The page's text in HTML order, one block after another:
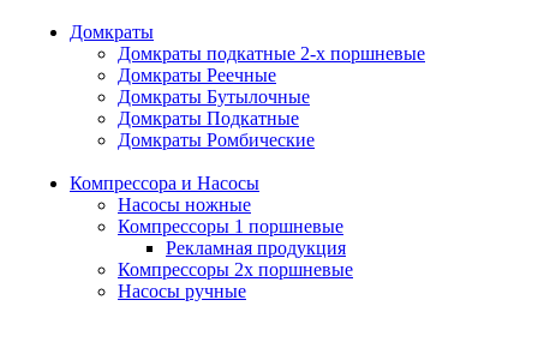
Домкраты
Домкраты подкатные 2-х поршневые
Домкраты Реечные
Домкраты Бутылочные
Домкраты Подкатные
Домкраты Ромбические
Компрессора и Насосы
Насосы ножные
Компрессоры 1 поршневые
Рекламная продукция
Компрессоры 2х поршневые
Насосы ручные